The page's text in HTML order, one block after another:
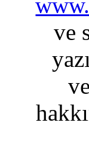
ve